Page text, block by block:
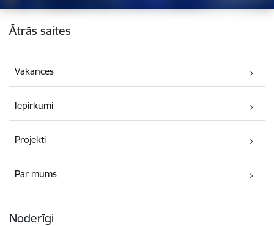
Kājene
Ātrās saites
Vakances
Iepirkumi
Projekti
Par mums
Noderīgi